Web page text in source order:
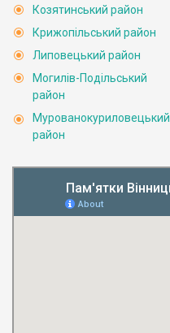
Козятинський район
Крижопільський район
Липовецький район
Могилів-Подільський
район
Мурованокуриловецький
район